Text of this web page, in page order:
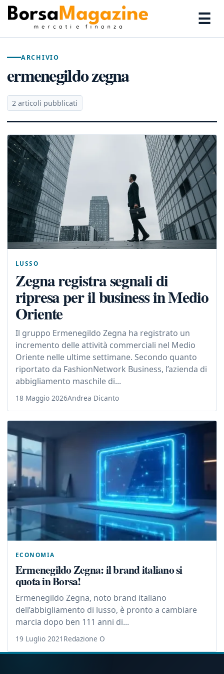
☰
ARCHIVIO
ermenegildo zegna
2 articoli pubblicati
LUSSO
Zegna registra segnali di
ripresa per il business in Medio
Oriente
Il gruppo Ermenegildo Zegna ha registrato un
incremento delle attività commerciali nel Medio
Oriente nelle ultime settimane. Secondo quanto
riportato da FashionNetwork Business, l’azienda di
abbigliamento maschile di...
18 Maggio 2026Andrea Dicanto
ECONOMIA
Ermenegildo Zegna: il brand italiano si
quota in Borsa!
Ermenegildo Zegna, noto brand italiano
dell’abbigliamento di lusso, è pronto a cambiare
marcia dopo ben 111 anni di...
19 Luglio 2021 Redazione O